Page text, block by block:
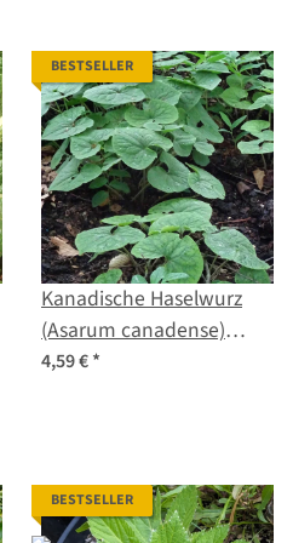
BESTSELLER
Kanadische Haselwurz
(Asarum canadense)
Samen
4,59 €*
BESTSELLER